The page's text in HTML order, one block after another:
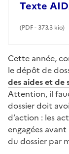
Texte
(PDF- 373.3 kio)
Cette année,
le dépôt de
des aides et de
Attention, il
dossier doit
d’action : les
engagées
du dossier par